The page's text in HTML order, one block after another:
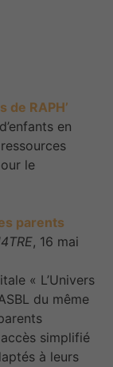
de RAPH’
en
le
parents
, 16 mai
« L’Univers
du même
simplifié
à leurs